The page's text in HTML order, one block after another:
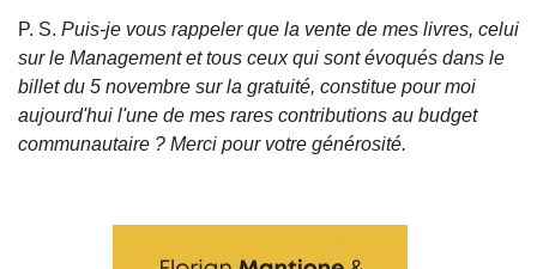
P. S. Puis-je vous rappeler que la vente de mes livres, celui
sur le Management et tous ceux qui sont évoqués dans le
billet du 5 novembre sur la gratuité, constitue pour moi
aujourd'hui l'une de mes rares contributions au budget
communautaire ? Merci pour votre générosité.